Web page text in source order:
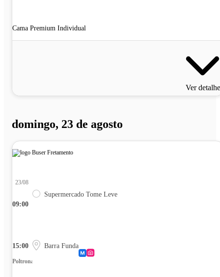
Cama Premium Individual
Ver
domingo, 23 de agosto
09:00
23/08
Supermercado Tome Leve
15:00 Barra Funda
Poltrona